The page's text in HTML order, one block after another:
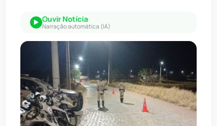
Ouvir Notícia
Narração automática (IA)